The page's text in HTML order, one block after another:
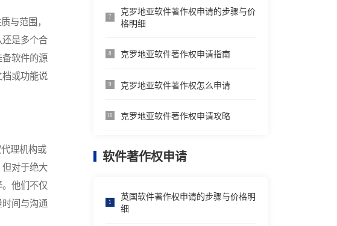
与范围，
是多个合
软件的源
或功能说
理机构或
对于绝大
他们不仅
间与沟通
7
克罗地亚软件著作权申请的步骤与价
格明细
8 克罗地亚软件著作权申请指南
9 克罗地亚软件著作权怎么申请
10 克罗地亚软件著作权申请攻略
软件著作权申请
1
英国软件著作权申请的步骤与价格明
细